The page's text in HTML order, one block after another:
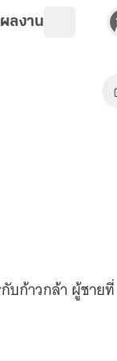
ลงาน
บก้าวกล้า ผู้ชายที่